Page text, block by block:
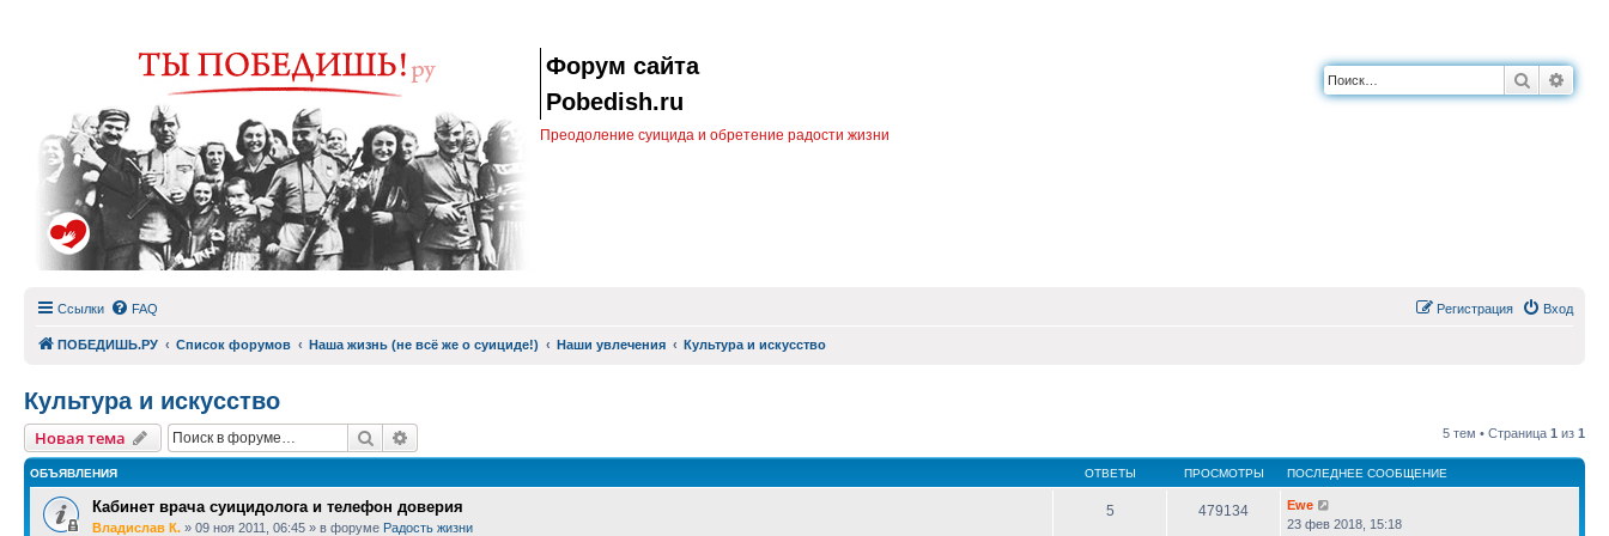
Форум сайта
Pobedish.ru
Преодоление суицида и обретение радости жизни
Поиск
Ссылки FAQ Вход
Регистрация
ПОБЕДИШЬ.РУ Список форумов Наша жизнь (не всё же о суициде!) Наши увлечения Культура и искусство
Культура и искусство
Новая тема Поиск 5 тем • Страница 1 из 1
ОБЪЯВЛЕНИЯ ОТВЕТЫ ПРОСМОТРЫ ПОСЛЕДНЕЕ СООБЩЕНИЕ
Кабинет врача суицидолога и телефон доверия
Владислав К. » 09 ноя 2011, 06:45 » в форуме Радость жизни
5 479134
Ewe
23 фев 2018, 15:18